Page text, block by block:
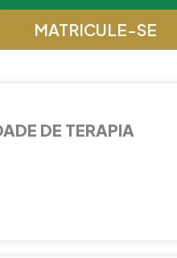
MATRICULE-SE
DE TERAPIA